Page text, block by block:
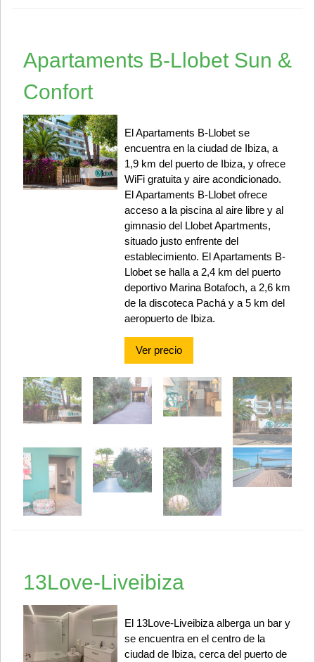
Apartaments B-Llobet Sun &
Confort
El Apartaments B-Llobet se
encuentra en la ciudad de Ibiza, a
1,9 km del puerto de Ibiza, y ofrece
WiFi gratuita y aire acondicionado.
El Apartaments B-Llobet ofrece
acceso a la piscina al aire libre y al
gimnasio del Llobet Apartments,
situado justo enfrente del
establecimiento. El Apartaments B-
Llobet se halla a 2,4 km del puerto
deportivo Marina Botafoch, a 2,6 km
de la discoteca Pachá y a 5 km del
aeropuerto de Ibiza.
Ver precio
13Love-Liveibiza
El 13Love-Liveibiza alberga un bar y
se encuentra en el centro de la
ciudad de Ibiza, cerca del puerto de